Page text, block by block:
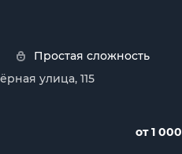
Простая сложность
улица, 115
от 1 000